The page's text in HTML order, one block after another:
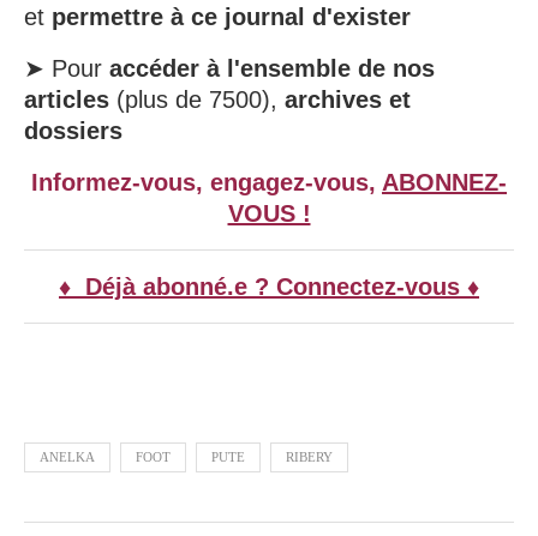
et permettre à ce journal d'exister
➤ Pour accéder à l'ensemble de nos
articles (plus de 7500), archives et
dossiers
Informez-vous, engagez-vous, ABONNEZ-
VOUS !
♦ Déjà abonné.e ? Connectez-vous ♦
ANELKA FOOT PUTE RIBERY